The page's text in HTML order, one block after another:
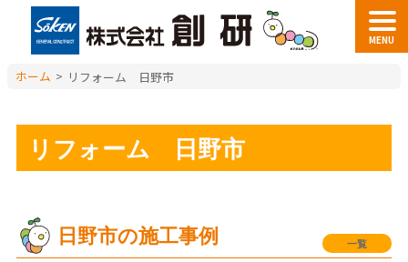
MENU
ホーム > リフォーム 日野市
リフォーム 日野市
日野市の施工事例 一覧